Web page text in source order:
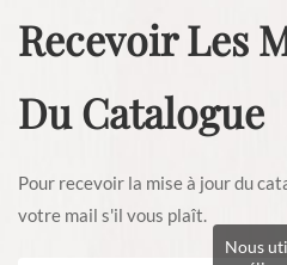
Recevoir Les
Du Catalogue
Pour recevoir la mise à jour du
votre mail s'il vous plaît.
Nous